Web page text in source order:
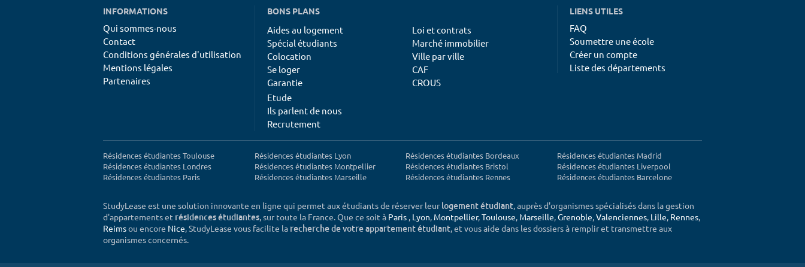
INFORMATIONS
Qui sommes-nous
Contact
Conditions générales d'utilisation
Mentions légales
Partenaires
BONS PLANS
Aides au logement
Spécial étudiants
Colocation
Se loger
Garantie
Loi et contrats
Marché immobilier
Ville par ville
CAF
CROUS
Etude
Ils parlent de nous
Recrutement
LIENS UTILES
FAQ
Soumettre une école
Créer un compte
Liste des départements
Résidences étudiantes Toulouse
Résidences étudiantes Londres
Résidences étudiantes Paris
Résidences étudiantes Lyon
Résidences étudiantes Montpellier
Résidences étudiantes Marseille
Résidences étudiantes Bordeaux
Résidences étudiantes Bristol
Résidences étudiantes Rennes
Résidences étudiantes Madrid
Résidences étudiantes Liverpool
Résidences étudiantes Barcelone
StudyLease est une solution innovante en ligne qui permet aux étudiants de réserver leurlogement étudiant, auprès d'organismes spécialisés dans la gestion
d'appartements et résidences étudiantes, sur toute la France. Que ce soit à Paris , Lyon, Montpellier,Toulouse, Marseille,Grenoble,Valenciennes, Lille, Rennes,
Reimsou encore Nice, StudyLease vous facilite la recherche de votre appartement étudiant, et vous aide dans les dossiers à remplir et transmettre aux
organismes concernés.